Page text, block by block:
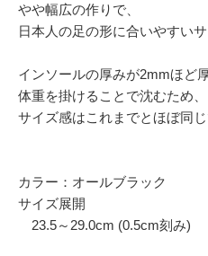
やや幅広の作りで、
日本人の足の形に合いやすいサ
インソールの厚みが2mmほど
体重を掛けることで沈むため、
サイズ感はこれまでとほぼ同じ
カラー：オールブラック
サイズ展開
23.5～29.0cm (0.5cm刻み)